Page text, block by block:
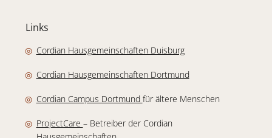
Links
Cordian Hausgemeinschaften Duisburg(Link öffnet in einem
Cordian Hausgemeinschaften Dortmund(Link öffnet in einem
Cordian Campus Dortmund (Link öffnet in einem neuen
für ältere Menschen
ProjectCare (Link öffnet in einem neuen Fenster)
– Betreiber der Cordian